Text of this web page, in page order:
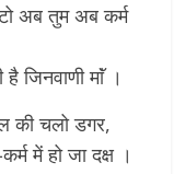
अब तुम अब कर्म
जिनवाणी माॅं ।
की चलो डगर,
में हो जा दक्ष ।